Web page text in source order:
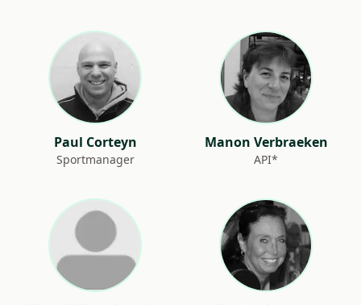
Paul Corteyn
Sportmanager
Manon Verbraeken
API*